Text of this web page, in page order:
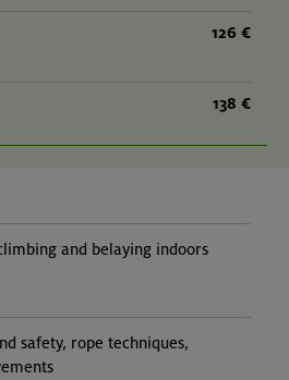
126 €
138 €
and belaying indoors
safety, rope techniques,